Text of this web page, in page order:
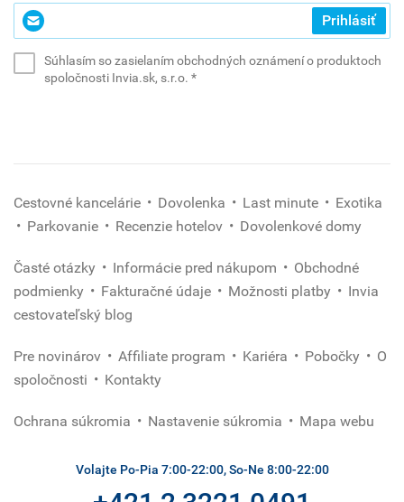
Zadajte
svoj
Prihlásiť
Súhlasím so zasielaním obchodných oznámení o produktoch
spoločnosti Invia.sk, s.r.o. *(povinné)
Cestovné kancelárie Dovolenka Last minute
Exotika
Parkovanie
Recenzie hotelov Dovolenkové domy
Časté otázky Informácie pred nákupom
Obchodné
podmienky
Fakturačné údaje Možnosti platby
Invia
cestovateľský blog
Pre novinárov Affiliate program Kariéra Pobočky
O
spoločnosti
Kontakty
Ochrana súkromia Nastavenie súkromia Mapa webu
Volajte Po-Pia 7:00-22:00, So-Ne 8:00-22:00